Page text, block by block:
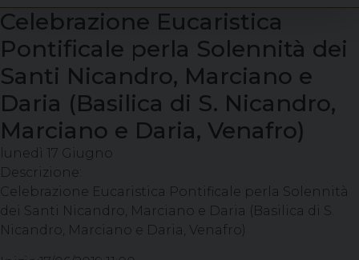
Celebrazione Eucaristica
Pontificale perla Solennità dei
Santi Nicandro, Marciano e
Daria (Basilica di S. Nicandro,
Marciano e Daria, Venafro)
lunedì 17 Giugno
Descrizione:
Celebrazione Eucaristica Pontificale perla Solennità
dei Santi Nicandro, Marciano e Daria (Basilica di S.
Nicandro, Marciano e Daria, Venafro)